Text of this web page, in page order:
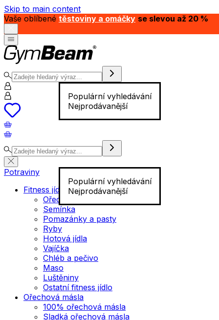
Skip to main content
Vaše oblíbené těstoviny a omáčky se slevou až 20 %
Populární vyhledávání
Nejprodávanější
Populární vyhledávání
Nejprodávanější
Potraviny
Fitness jídlo
Ořechy
Semínka
Pomazánky a pasty
Ryby
Hotová jídla
Vajíčka
Chléb a pečivo
Maso
Luštěniny
Ostatní fitness jídlo
Ořechová másla
100% ořechová másla
Sladká ořechová másla